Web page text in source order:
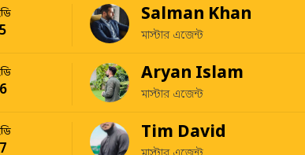
Salman Khan
মাস্টার এজেন্ট
Aryan Islam
মাস্টার এজেন্ট
Tim David